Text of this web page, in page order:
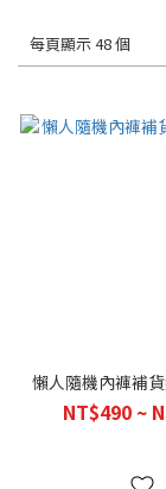
每頁顯示 48 個
懶人隨機內褲補
NT$490 ~